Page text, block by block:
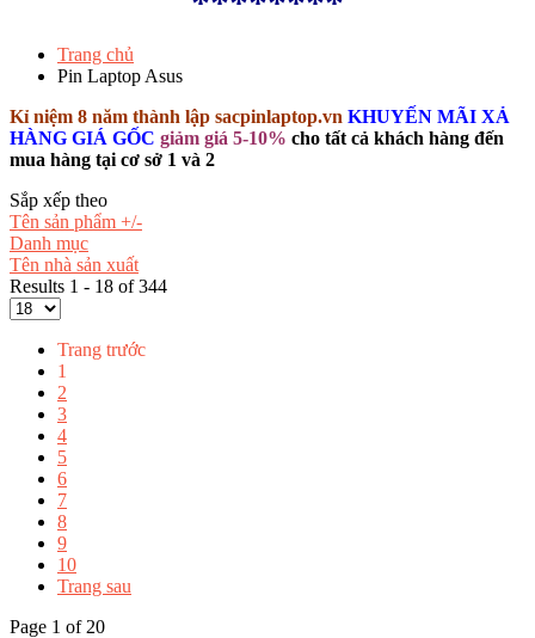
Trang chủ
Pin Laptop Asus
Kỉ niệm 8 năm thành lập sacpinlaptop.vn KHUYẾN MÃI XẢ
HÀNG GIÁ GỐC giảm giá 5-10% cho tất cả khách hàng đến
mua hàng tại cơ sở 1 và 2
Sắp xếp theo
Tên sản phẩm +/-
Danh mục
Tên nhà sản xuất
Results 1 - 18 of 344
Trang trước
1
2
3
4
5
6
7
8
9
10
Trang sau
Page 1 of 20